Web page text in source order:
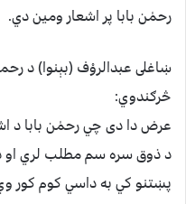
رحمٰن بابا پر اشعار ومين دي.
ښاغلى عبدالروْف (بېنوا) د
څرګندوي:
عرض دا دى چي رحمٰن بابا د
د ذوق سره سم مطلب لري او
پښتنو كي به داسي كوم كور